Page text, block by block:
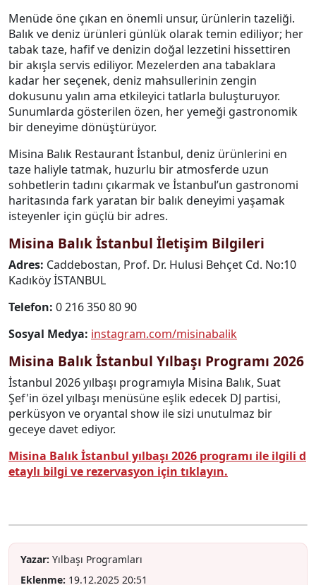
Menüde öne çıkan en önemli unsur, ürünlerin tazeliği.
Balık ve deniz ürünleri günlük olarak temin ediliyor; her
tabak taze, hafif ve denizin doğal lezzetini hissettiren
bir akışla servis ediliyor. Mezelerden ana tabaklara
kadar her seçenek, deniz mahsullerinin zengin
dokusunu yalın ama etkileyici tatlarla buluşturuyor.
Sunumlarda gösterilen özen, her yemeği gastronomik
bir deneyime dönüştürüyor.
Misina Balık Restaurant İstanbul, deniz ürünlerini en
taze haliyle tatmak, huzurlu bir atmosferde uzun
sohbetlerin tadını çıkarmak ve İstanbul’un gastronomi
haritasında fark yaratan bir balık deneyimi yaşamak
isteyenler için güçlü bir adres.
Misina Balık İstanbul İletişim Bilgileri
Adres: Caddebostan, Prof. Dr. Hulusi Behçet Cd. No:10
Kadıköy İSTANBUL
Telefon: 0 216 350 80 90
Sosyal Medya: instagram.com/misinabalik
Misina Balık İstanbul Yılbaşı Programı 2026
İstanbul 2026 yılbaşı programıyla Misina Balık, Suat
Şef'in özel yılbaşı menüsüne eşlik edecek DJ partisi,
perküsyon ve oryantal show ile sizi unutulmaz bir
geceye davet ediyor.
Misina Balık İstanbul yılbaşı 2026 programı ile ilgili d
etaylı bilgi ve rezervasyon için tıklayın.
Yazar: Yılbaşı Programları
Eklenme: 19.12.2025 20:51